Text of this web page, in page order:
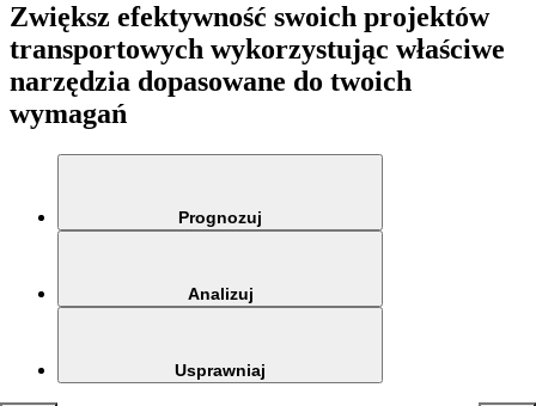
Zwiększ efektywność swoich projektów
transportowych wykorzystując właściwe
narzędzia dopasowane do twoich
wymagań
Prognozuj
Analizuj
Usprawniaj